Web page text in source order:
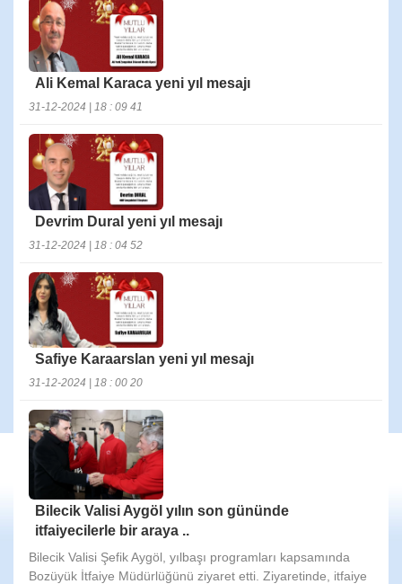
Ali Kemal Karaca yeni yıl mesajı
31-12-2024 | 18 : 09 41
Devrim Dural yeni yıl mesajı
31-12-2024 | 18 : 04 52
Safiye Karaarslan yeni yıl mesajı
31-12-2024 | 18 : 00 20
Bilecik Valisi Aygöl yılın son gününde
itfaiyecilerle bir araya ..
Bilecik Valisi Şefik Aygöl, yılbaşı programları kapsamında
Bozüyük İtfaiye Müdürlüğünü ziyaret etti. Ziyaretinde, itfaiye